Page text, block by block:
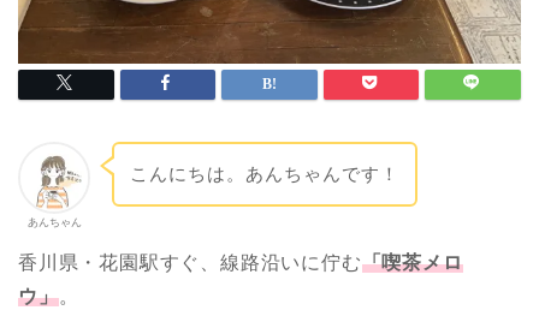
あんちゃん
こんにちは。あんちゃんです！
香川県・花園駅すぐ、線路沿いに佇む「喫茶メロ
ウ」。